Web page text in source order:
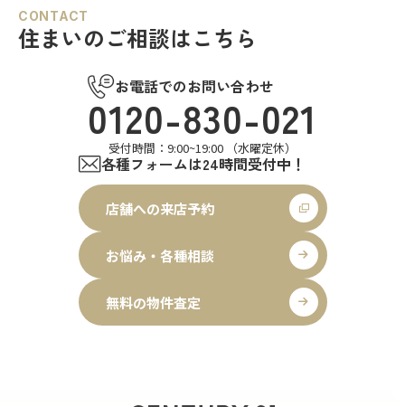
CONTACT
住まいのご相談はこちら
お電話でのお問い合わせ
0120-830-021
受付時間：9:00~19:00 （水曜定休）
各種フォームは24時間受付中！
店舗への来店予約
お悩み・各種相談
無料の物件査定